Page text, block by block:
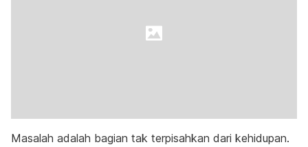
Masalah adalah bagian tak terpisahkan dari kehidupan.